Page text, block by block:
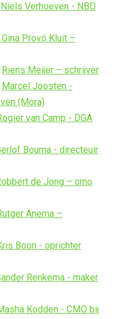
Niels Verhoeven - NBD
Gina Provó Kluit –
Riens Meijer – schrijver
Marcel Joosten -
(Mora)
van Camp - DGA
Bouma - directeuir
de Jong – cmo
Anema –
Boon - oprichter
Renkema - maker
Kodden - CMO bij